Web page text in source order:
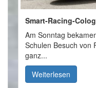
Smart-Racing-
Am Sonntag
Schulen Besuch von
ganz...
Weiterlesen